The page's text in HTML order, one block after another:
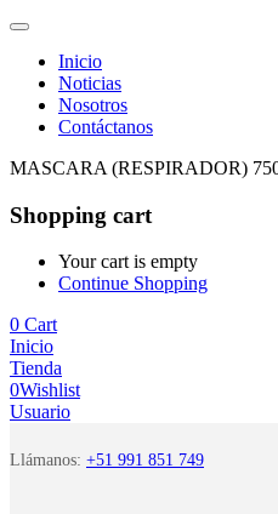
Inicio
Noticias
Nosotros
Contáctanos
MASCARA (RESPIRADOR)
Shopping cart
Your cart is empty
Continue Shopping
0 Cart
Inicio
Tienda
0Wishlist
Usuario
Llámanos: +51 991 851 749